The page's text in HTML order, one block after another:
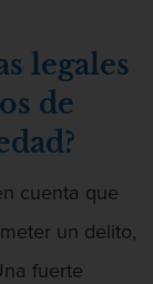
legales
de
cuenta que
un delito,
fuerte